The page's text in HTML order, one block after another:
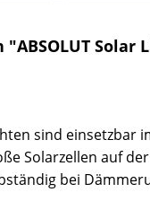
Solar
sind einsetzbar
Solarzellen auf
bei